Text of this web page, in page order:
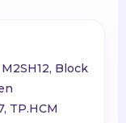
Block
TP.HCM